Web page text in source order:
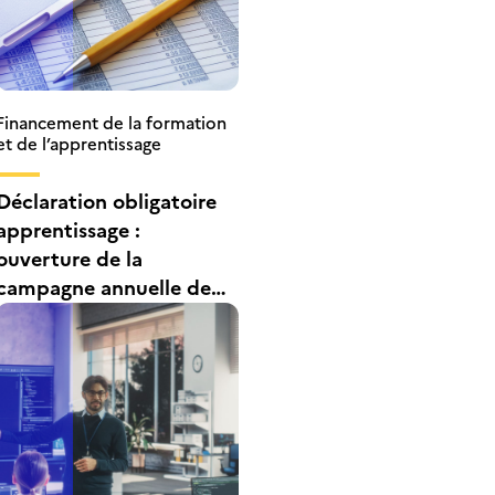
de la formation
de l’apprentissage
obligatoire
:
de la
annuelle de
des comptabilités
des CFA